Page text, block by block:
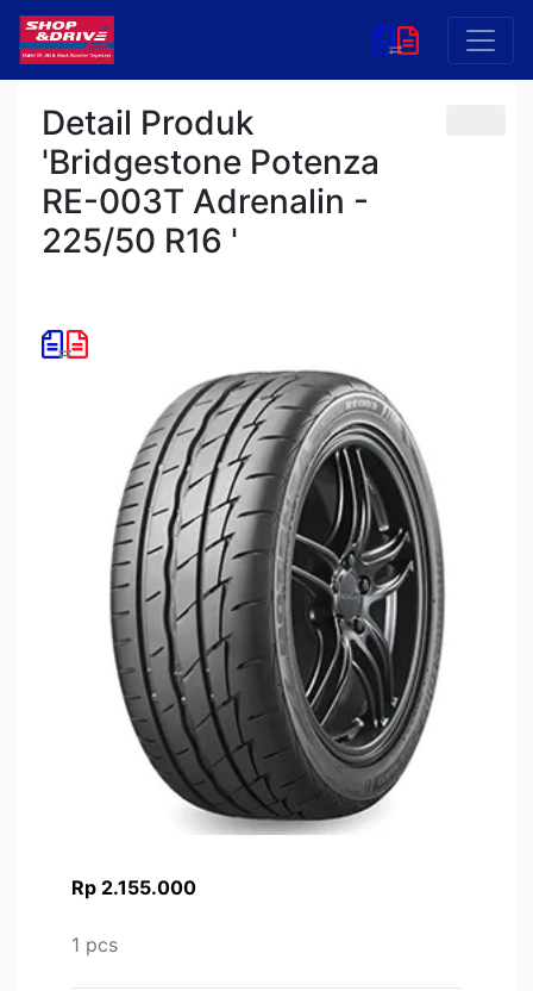
Detail Produk
'Bridgestone Potenza
RE-003T Adrenalin -
225/50 R16 '
Rp 2.155.000
1 pcs